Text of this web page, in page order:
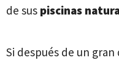
de sus piscinas
Si después de un